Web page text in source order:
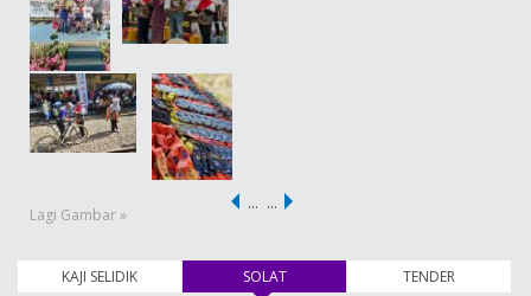
Lagi Gambar »
… …
KAJI SELIDIK SOLAT(tab aktif) TENDER